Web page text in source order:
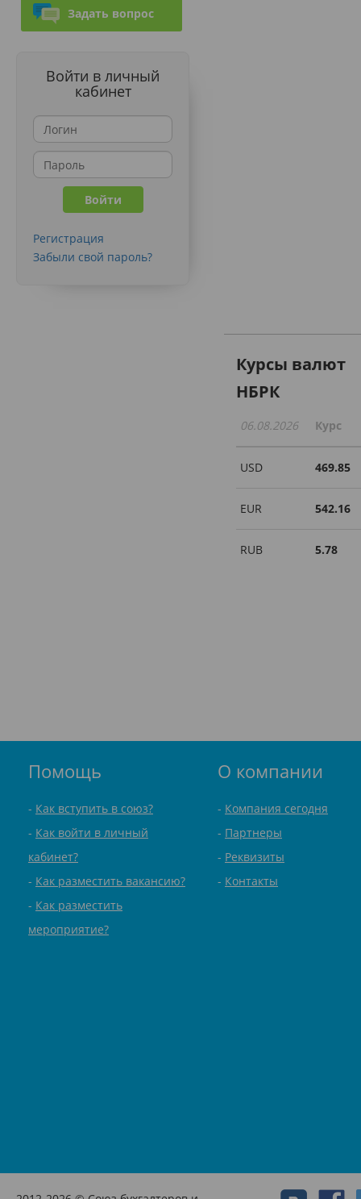
Задать вопрос
Войти в личный
кабинет
Регистрация
Забыли свой пароль?
Курсы валют
НБРК
06.08.2026 Курс
USD 469.85
EUR 542.16
RUB 5.78
Помощь
Как вступить в союз?
Как войти в личный
кабинет?
Как разместить вакансию?
Как разместить
мероприятие?
О компании
Компания сегодня
Партнеры
Реквизиты
Контакты